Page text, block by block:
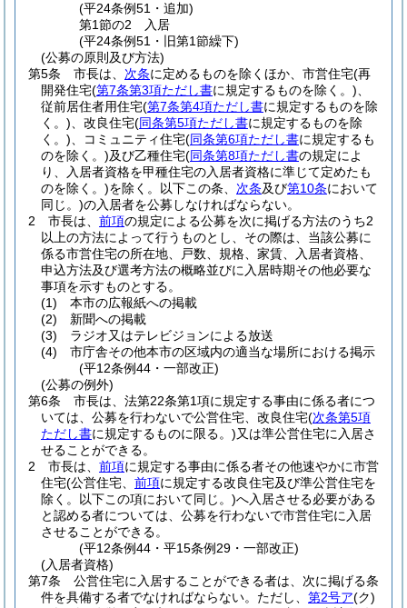
(平24条例51・追加)
第1節の2
入居
(平24条例51・旧第1節繰下)
(公募の原則及び方法)
第5条
市長は、 次条に定めるものを除くほか、市営住宅(再
開発住宅(第7条第3項ただし書に規定するものを除く。)
従前居住者用住宅(第7条第4項ただし書に規定するものを除
く。) 、改良住宅(同条第5項ただし書に規定するものを除
く。) 、コミュニティ住宅(同条第6項ただし書に規定するも
のを除く。)及び乙種住宅(同条第8項ただし書の規定によ
り、入居者資格を甲種住宅の入居者資格に準じて定めたも
のを除く。)を除く。以下この条、 次条及び第10条において
同じ。)の入居者を公募しなければならない。
2
市長は、 前項の規定による公募を次に掲げる方法のうち2
以上の方法によって行うものとし、その際は、当該公募に
係る市営住宅の所在地、戸数、規格、家賃、入居者資格、
申込方法及び選考方法の概略並びに入居時期その他必要な
事項を示すものとする。
(1)
本市の広報紙への掲載
(2)
新聞への掲載
(3)
ラジオ又はテレビジョンによる放送
(4)
市庁舎その他本市の区域内の適当な場所における掲示
(平12条例44・一部改正)
(公募の例外)
第6条
市長は、法第22条第1項に規定する事由に係る者につ
いては、公募を行わないで公営住宅、改良住宅(次条第5項
ただし書に規定するものに限る。)又は準公営住宅に入居さ
せることができる。
2
市長は、 前項に規定する事由に係る者その他速やかに市営
住宅(公営住宅、 前項に規定する改良住宅及び準公営住宅を
除く。以下この項において同じ。)へ入居させる必要がある
と認める者については、公募を行わないで市営住宅に入居
させることができる。
(平12条例44・平15条例29・一部改正)
(入居者資格)
第7条
公営住宅に入居することができる者は、次に掲げる条
件を具備する者でなければならない。 ただし、 第2号ア(ク)